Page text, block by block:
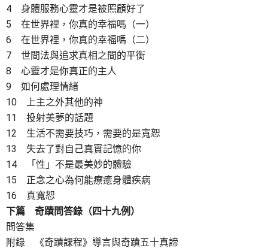
4 身體服務心靈才是被照顧好了
5 在世界裡，你真的幸福嗎（一）
6 在世界裡，你真的幸福嗎（二）
7 世間法與追求真相之間的平衡
8 心靈才是你真正的主人
9 如何處理情緒
10 上主之外其他的神
11 投射美夢的話題
12 生活不需要技巧，需要的是寬恕
13 失去了對自己真實記憶的你
14 「性」不是最美妙的體驗
15 正念之心為何能療癒身體疾病
16 真寬恕
下篇 奇蹟問答錄（四十九例）
問答集
附錄 《奇蹟課程》導言與奇蹟五十真諦